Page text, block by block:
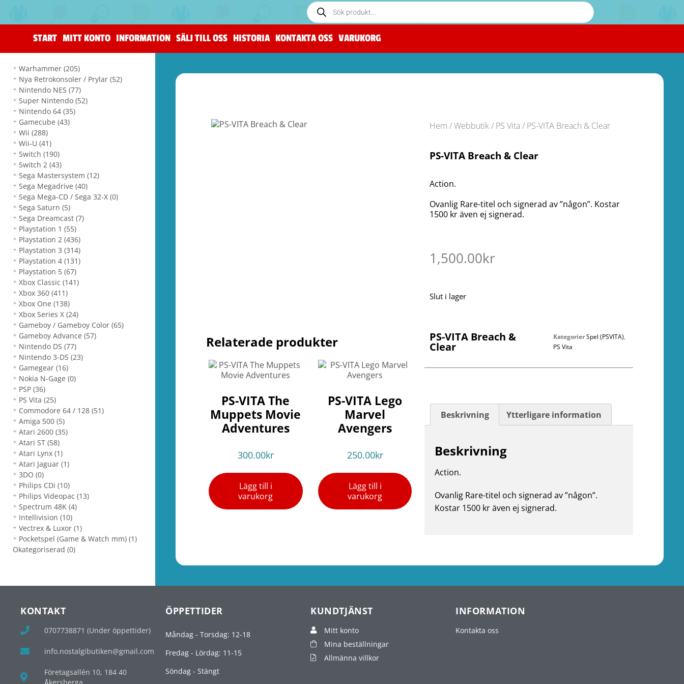
START MITT KONTO INFORMATION SÄLJ TILL OSS HISTORIA KONTAKTA OSS VARUKORG
Warhammer(205)
Nya Retrokonsoler / Prylar(52)
Nintendo NES(77)
Super Nintendo(52)
Nintendo 64(35)
Gamecube(43)
Wii(288)
Wii-U(41)
Switch(190)
Switch 2(43)
Sega Mastersystem(12)
Sega Megadrive(40)
Sega Mega-CD / Sega 32-X(0)
Sega Saturn(5)
Sega Dreamcast(7)
Playstation 1(55)
Playstation 2(436)
Playstation 3(314)
Playstation 4(131)
Playstation 5(67)
Xbox Classic(141)
Xbox 360(411)
Xbox One(138)
Xbox Series X(24)
Gameboy / Gameboy Color(65)
Gameboy Advance(57)
Nintendo DS(77)
Nintendo 3-DS(23)
Gamegear(16)
Nokia N-Gage(0)
PSP(36)
PS Vita(25)
Commodore 64 / 128(51)
Amiga 500(5)
Atari 2600(35)
Atari ST(58)
Atari Lynx(1)
Atari Jaguar(1)
3DO(0)
Philips CDi(10)
Philips Videopac(13)
Spectrum 48K(4)
Intellivision(10)
Vectrex & Luxor(1)
Pocketspel (Game & Watch mm)(1)
Okategoriserad (0)
Hem /Webbutik/ PS Vita / PS-VITA Breach & Clear
PS-VITA Breach & Clear
Action.
Ovanlig Rare-titel och signerad av ”någon”. Kostar
1500 kr även ej signerad.
1,500.00kr
Slut i lager
Relaterade produkter
PS-VITA The
Muppets Movie
Adventures
300.00kr
Lägg till i
varukorg
PS-VITA Lego
Marvel
Avengers
250.00kr
Lägg till i
varukorg
PS-VITA Breach &
Clear
KategorierSpel (PSVITA),
PS Vita
Beskrivning Ytterligare information
Beskrivning
Action.
Ovanlig Rare-titel och signerad av ”någon”.
Kostar 1500 kr även ej signerad.
KONTAKT
0707738871 (Under öppettider)
info.nostalgibutiken@gmail.com
Företagsallén 10, 184 40
ÖPPETTIDER
Måndag - Torsdag: 12-18
Fredag - Lördag: 11-15
Söndag - Stängt
KUNDTJÄNST
Mitt konto
Mina beställningar
Allmänna villkor
INFORMATION
Kontakta oss